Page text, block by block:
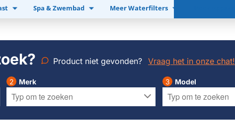
Spa & Zwembad Meer Waterfilters
Product niet gevonden? Vraag het in onze chat!
Merk Model